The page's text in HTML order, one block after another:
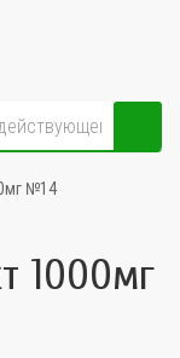
№14
1000мг